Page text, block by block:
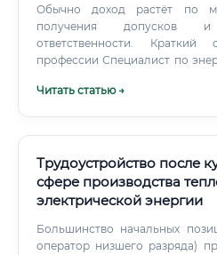
Обычно доход растёт по
получения допусков
ответственности.
профессии Специалист по энергообеспечению горных и
готов отвечать за
Читать статью →
Трудоустройство после
сфере производства
электрической энергии
Большинство начальных
оператор низшего разряда)